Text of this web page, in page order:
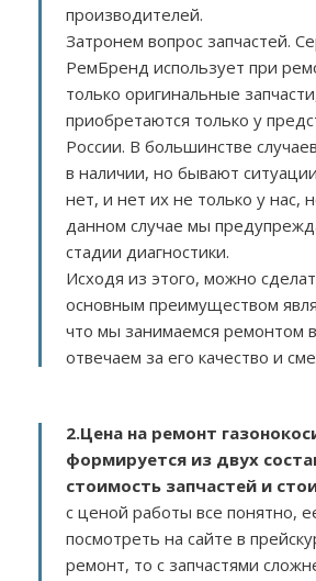
производителей.
Затронем вопрос запчастей.
РемБренд использует при
только оригинальные
приобретаются только у
России. В большинстве
в наличии, но бывают
нет, и нет их не только у нас,
данном случае мы
стадии диагностики.
Исходя из этого, можно
основным преимуществом
что мы занимаемся ремонтом
отвечаем за его качество и
2.Цена на ремонт
формируется из двух
стоимость запчастей и
с ценой работы все понятно,
посмотреть на сайте в
ремонт, то с запчастями